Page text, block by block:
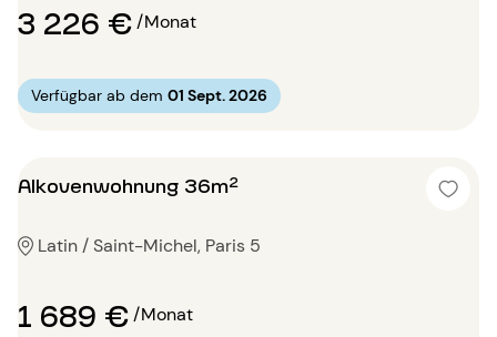
3 226 €/Monat
Verfügbar ab dem 01 Sept. 2026
Alkovenwohnung 36m²
Latin / Saint-Michel, Paris 5
1 689 €/Monat